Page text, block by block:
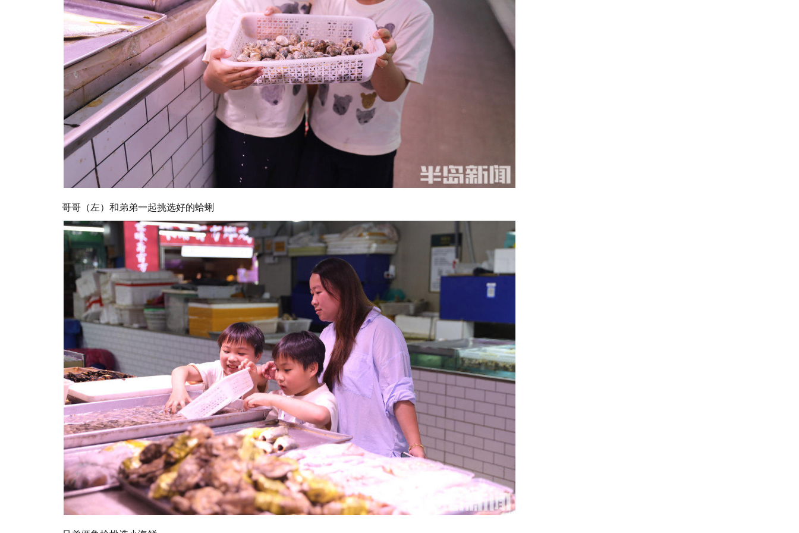
哥哥（左）和弟弟一起挑选好的蛤蜊